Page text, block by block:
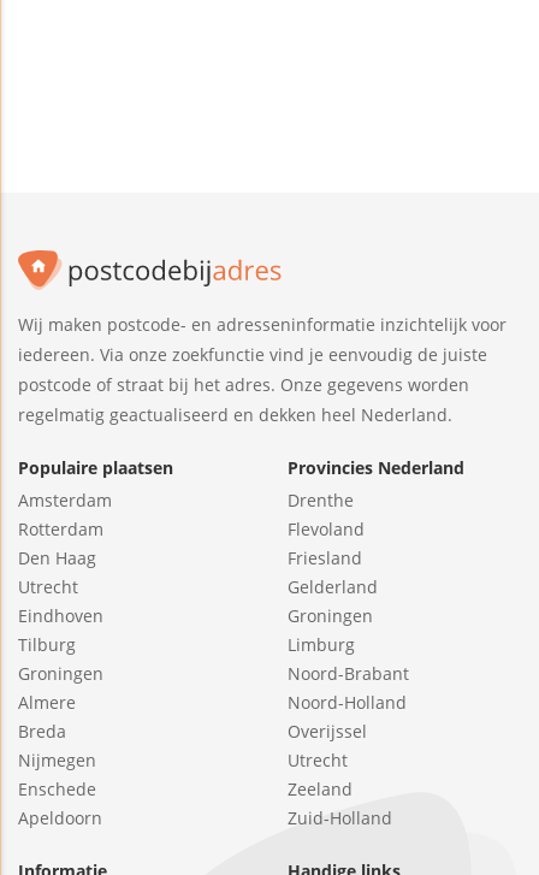
Wij maken postcode- en adresseninformatie inzichtelijk voor
iedereen. Via onze zoekfunctie vind je eenvoudig de juiste
postcode of straat bij het adres. Onze gegevens worden
regelmatig geactualiseerd en dekken heel Nederland.
Populaire plaatsen
Amsterdam
Rotterdam
Den Haag
Utrecht
Eindhoven
Tilburg
Groningen
Almere
Breda
Nijmegen
Enschede
Apeldoorn
Provincies Nederland
Drenthe
Flevoland
Friesland
Gelderland
Groningen
Limburg
Noord-Brabant
Noord-Holland
Overijssel
Utrecht
Zeeland
Zuid-Holland